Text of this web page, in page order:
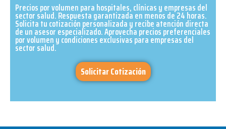
Precios por volumen para hospitales, clínicas y empresas del
sector salud. Respuesta garantizada en menos de 24 horas.
Solicita tu cotización personalizada y recibe atención directa
de un asesor especializado. Aprovecha precios preferenciales
por volumen y condiciones exclusivas para empresas del
sector salud.​
Solicitar Cotización